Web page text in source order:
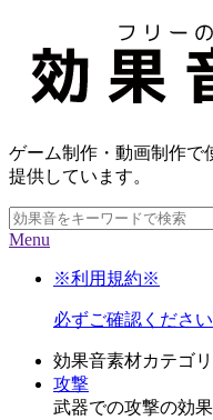
ゲーム制作・動画制作で
提供しています。
Menu
※利用規約※
必ずご確認ください
効果音素材カテゴリ
攻撃
武器での攻撃の効